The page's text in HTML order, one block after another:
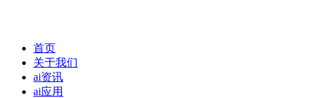
首页
关于我们
ai资讯
ai应用